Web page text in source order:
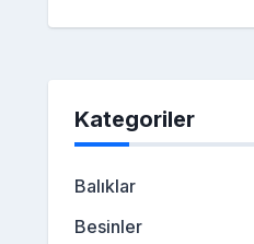
Kategoriler
Balıklar
Besinler